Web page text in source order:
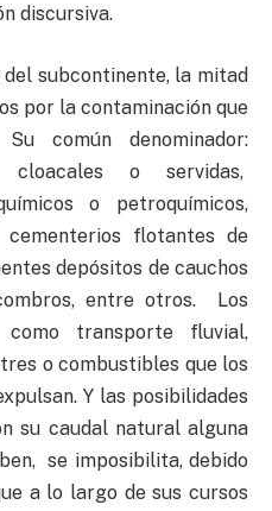
discursiva.
subcontinente, la mitad
por la contaminación que
común denominador:
o servidas,
o petroquímicos,
cementerios flotantes de
depósitos de cauchos
entre otros. Los
transporte fluvial,
o combustibles que los
Y las posibilidades
su caudal natural alguna
se imposibilita, debido
a lo largo de sus cursos